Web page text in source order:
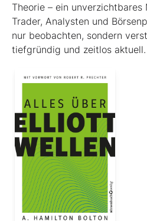
Theorie – ein
Trader, Analysten und
nur beobachten, sondern
tiefgründig und zeitlos aktuell.